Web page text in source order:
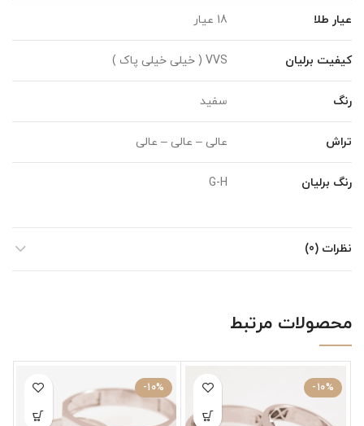
عیار طلا 18 عیار
کیفیت برلیان VVS ( خیلی خیلی پاک )
رنگ سفید
تراش عالی – عالی – عالی
رنگ برلیان G-H
نظرات (0)
محصولات مرتبط
-10%
-10%